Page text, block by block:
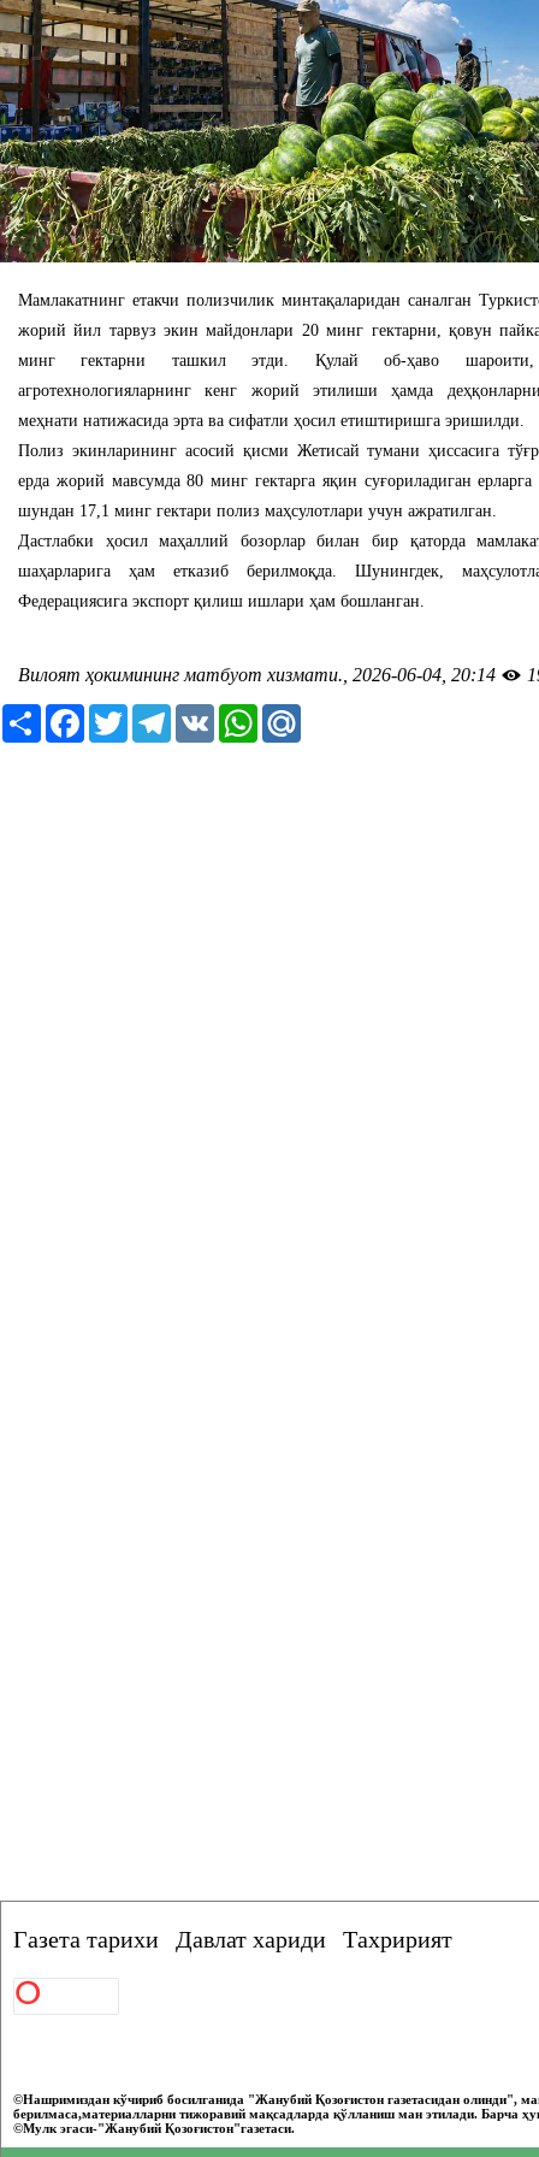
Мамлакатнинг етакчи полизчилик минтақаларидан саналган
жорий йил тарвуз экин майдонлари 20 минг гектарни, қовун
минг гектарни ташкил этди. Қулай об-ҳаво шароити,
агротехнологияларнинг кенг жорий этилиши ҳамда
меҳнати натижасида эрта ва сифатли ҳосил етиштиришга эришилди.
Полиз экинларининг асосий қисми Жетисай тумани ҳиссасига
ерда жорий мавсумда 80 минг гектарга яқин суғориладиган
шундан 17,1 минг гектари полиз маҳсулотлари учун ажратилган.
Дастлабки ҳосил маҳаллий бозорлар билан бир қаторда
шаҳарларига ҳам етказиб берилмоқда. Шунингдек,
Федерациясига экспорт қилиш ишлари ҳам бошланган.
Вилоят ҳокимининг матбуот хизмати., 2026-06-04, 20:14
РесурсFacebook
TwitterTelegram
VK WhatsApp
Газета тарихи Давлат хариди Тахририят
©Нашримиздан кўчириб босилганида "Жанубий Қозоғистон газетасидан олинди",
берилмаса,материалларни тижоравий мақсадларда қўлланиш ман этилади. Барча
©Мулк эгаси-"Жанубий Қозоғистон"газетаси.